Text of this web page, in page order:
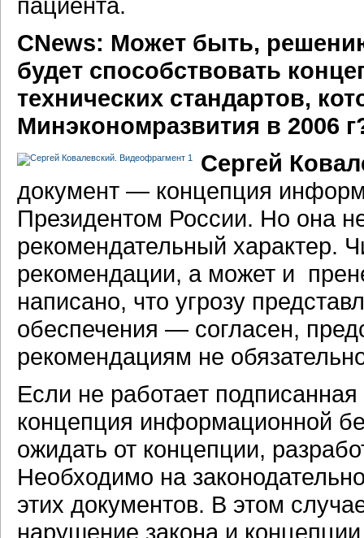
CNews: Может быть,
будет способствовать
технических стандартов,
Минэкономразвития в 2006
Сергей
документ — концепция
Президентом России. Но она
рекомендательный характер.
рекомендации, а может и
написано, что угрозу
обеспечения — согласен,
рекомендациям не
Если не работает
концепция информационной
ожидать от концепции,
Необходимо на
этих документов. В этом
нарушение закона и